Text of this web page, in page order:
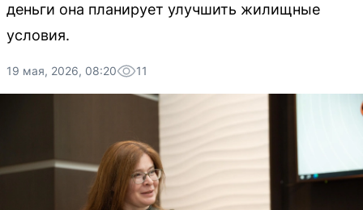
деньги она планирует улучшить жилищные
условия.
19 мая, 2026, 08:20 11